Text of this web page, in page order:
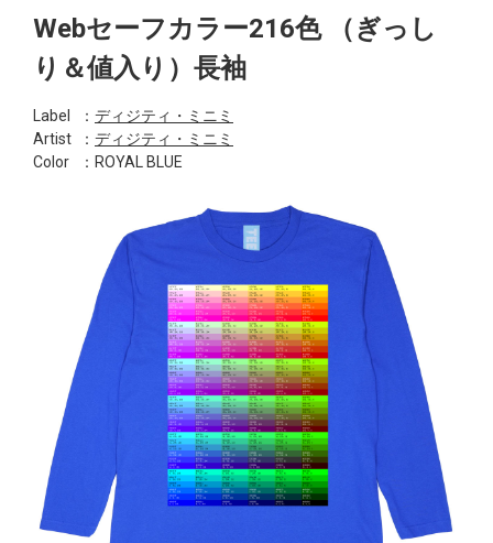
Webセーフカラー216色 （ぎっし
り＆値入り）長袖
Label ： ディジティ・ミニミ
Artist
： ディジティ・ミニミ
Color
：ROYAL BLUE